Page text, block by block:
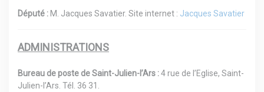
Député :M. Jacques Savatier. Site internet : Jacques Savatier
ADMINISTRATIONS
Bureau de poste de Saint-Julien-l’Ars :4 rue de l’Eglise, Saint-
Julien-l’Ars. Tél. 36 31.